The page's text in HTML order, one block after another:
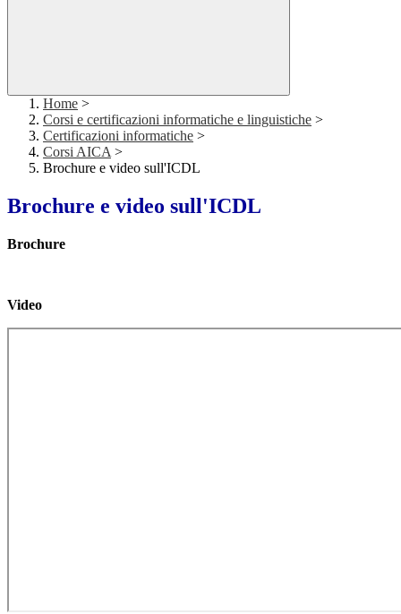
Home >
Corsi e certificazioni informatiche e linguistiche >
Certificazioni informatiche >
Corsi AICA >
Brochure e video sull'ICDL
Brochure e video sull'ICDL
Brochure
Video